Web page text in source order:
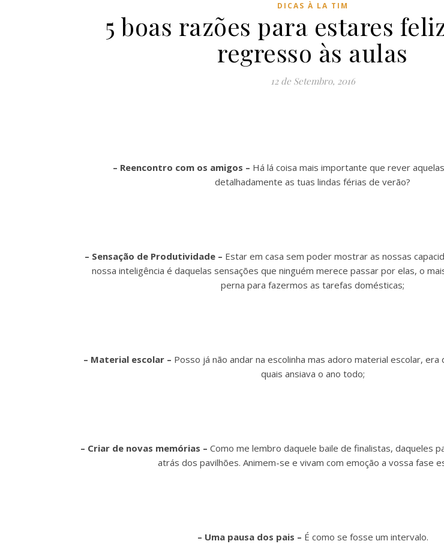
DICAS À LA TIM
5 boas razões para estares
regresso às aulas
12 de Setembro, 2016
– Reencontro com os amigos – Há lá coisa mais importante que rever
detalhadamente as tuas lindas férias de verão?
– Sensação de Produtividade – Estar em casa sem poder mostrar as nossas
nossa inteligência é daquelas sensações que ninguém merece passar por elas, o
perna para fazermos as tarefas domésticas;
– Material escolar – Posso já não andar na escolinha mas adoro material escolar, era
quais ansiava o ano todo;
– Criar de novas memórias – Como me lembro daquele baile de finalistas, daqueles
atrás dos pavilhões. Animem-se e vivam com emoção a vossa fase
– Uma pausa dos pais – É como se fosse um intervalo.